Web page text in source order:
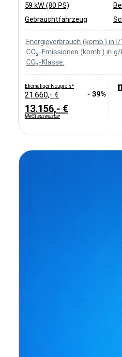
59 kW (80 PS)
Gebrauchtfahrzeug
Energieverbrauch (komb.) in l/
CO₂-Emissionen (komb.) in g/
CO₂-Klasse:
Ehemaliger Neupreis*
21.660,- € - 39%
13.156,- €
MwSt ausweisbar